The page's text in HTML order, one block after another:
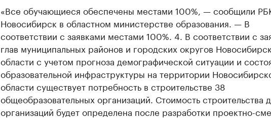
«Все обучающиеся обеспечены местами 100%, — сообщили
Новосибирск в областном министерстве образования. — В
соответствии с заявками местами 100%. 4. В соответствии с
глав муниципальных районов и городских округов
области с учетом прогноза демографической ситуации и
образовательной инфраструктуры на территории
области существует потребность в строительстве 38
общеобразовательных организаций. Стоимость строительства
организаций будет определена после разработки проектно-